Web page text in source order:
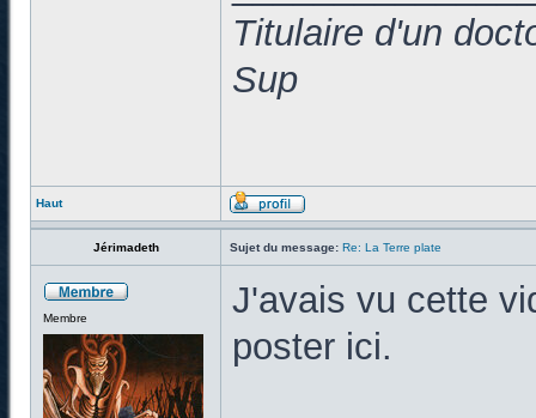
Titulaire d'un
Sup
Haut
Jérimadeth Sujet du message: Re: La Terre plate
Membre
J'avais vu cette
poster ici.